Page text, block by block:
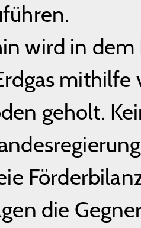
wird in
geholt.
die